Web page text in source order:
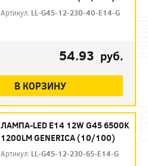
Артикул: LL-G45-12-230-40-E14-G
54.93 руб.
В КОРЗИНУ
ЛАМПА-LED E14 12W G45 6500K
1200LM GENERICA (10/100)
Артикул: LL-G45-12-230-65-E14-G